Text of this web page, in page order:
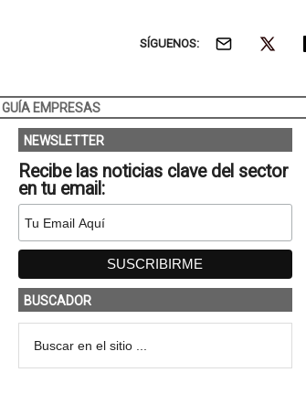
SÍGUENOS:
GUÍA EMPRESAS
NEWSLETTER
Recibe las noticias clave del sector
en tu email:
BUSCADOR